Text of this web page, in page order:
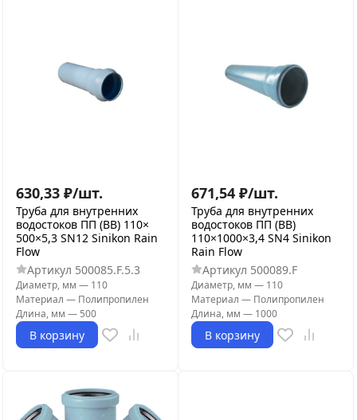
630,33 ₽/шт.
Труба для внутренних
водостоков ПП (ВВ) 110×
500×5,3 SN12 Sinikon Rain
Flow
Артикул 500085.F.5.3
Диаметр, мм — 110
Материал — Полипропилен
Длина, мм — 500
В корзину
671,54 ₽/шт.
Труба для внутренних
водостоков ПП (ВВ)
110×1000×3,4 SN4 Sinikon
Rain Flow
Артикул 500089.F
Диаметр, мм — 110
Материал — Полипропилен
Длина, мм — 1000
В корзину